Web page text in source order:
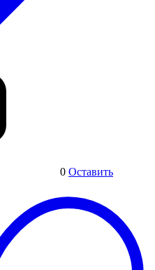
0 Оставить